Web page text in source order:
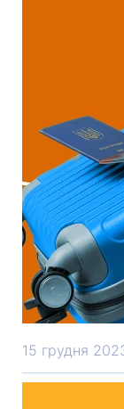
15 грудня